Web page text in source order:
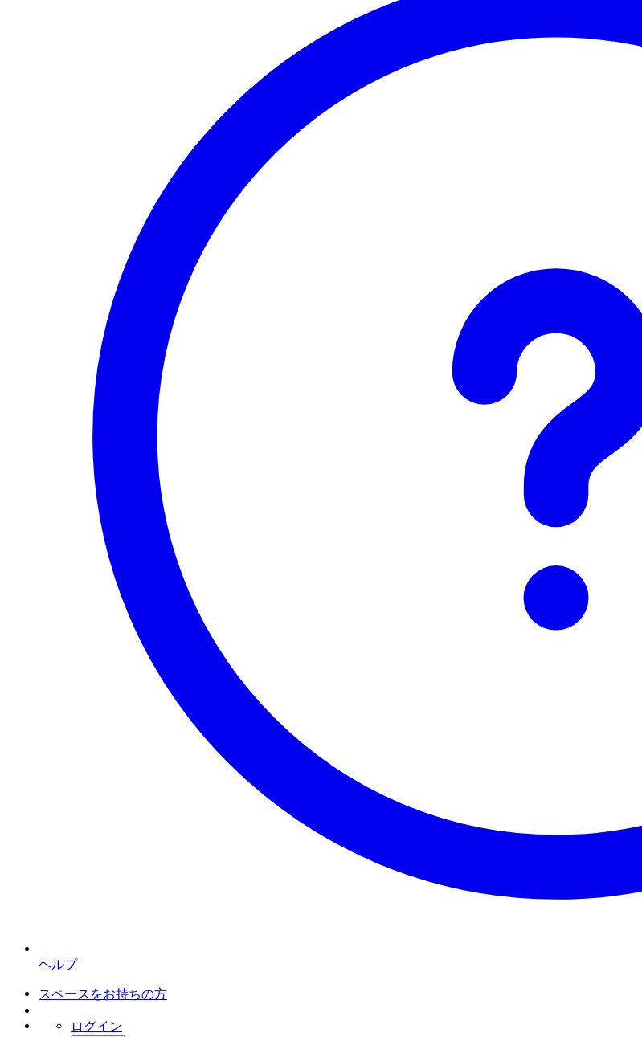
ヘルプ
スペースをお持ちの方
ログイン